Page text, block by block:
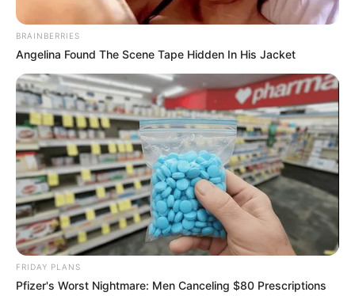
ราศีเมษ (ผู้ที่เกิดในช่วงวันที่ 15 เม.ย. – 14 พ.ค.)
BRAINBERRIES
Angelina Found The Scene Tape Hidden In His Jacket
FRIDAY PLANS
Pfizer's Worst Nightmare: Men Canceling $80 Prescriptions